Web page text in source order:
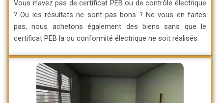
Vous n’avez pas de certificat PEB ou de contrôle électrique
? Ou les résultats ne sont pas bons ? Ne vous en faites
pas, nous achetons également des biens sans que le
certificat PEB la ou conformité électrique ne soit réalisés.